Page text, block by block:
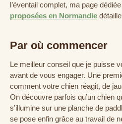
l’éventail complet, ma page
proposées en Normandie
Par où commencer
Le meilleur conseil que je puisse
avant de vous engager. Une
comment votre chien réagit, de
On découvre parfois qu’un chien
s’illumine sur une planche de
se pose enfin grâce au travail de